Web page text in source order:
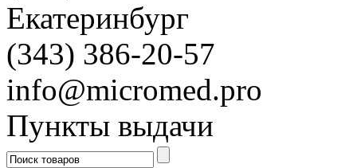
Екатеринбург
(343) 386-20-57
info@micromed.pro
Пункты выдачи